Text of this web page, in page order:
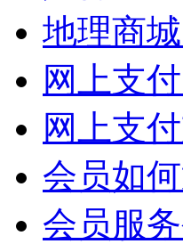
地理商
网上支
网上支
会员如
会员服